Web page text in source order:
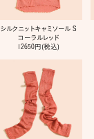
シルクニットキャミソール S
コーラルレッド
12650円(税込)